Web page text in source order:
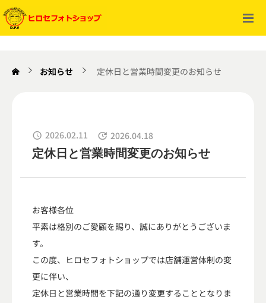
フィルム現像
郵送現像サービス
お知らせ 定休日と営業時間変更のお知らせ
2026.02.11 2026.04.18
定休日と営業時間変更のお知らせ
お客様各位
平素は格別のご愛顧を賜り、誠にありがとうございま
す。
この度、ヒロセフォトショップでは店舗運営体制の変
更に伴い、
定休日と営業時間を下記の通り変更することとなりま